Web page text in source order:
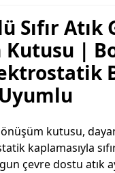
Sıfır Atık
|
Uyumlu
kutusu,
kaplamasıyla
çevre dostu atık